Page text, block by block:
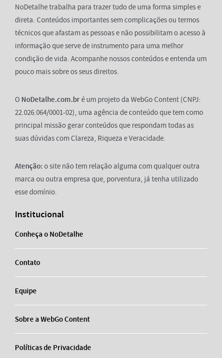
NoDetalhe trabalha para trazer tudo de uma forma simples e
direta. Conteúdos importantes sem complicações ou termos
técnicos que afastam as pessoas e não possibilitam o acesso à
informação que serve de instrumento para uma melhor
condição de vida. Acompanhe nossos conteúdos e entenda um
pouco mais sobre os seus direitos.
O NoDetalhe.com.bré um projeto da WebGo Content (CNPJ:
22.026.064/0001-02), uma agência de conteúdo que tem como
principal missão gerar conteúdos que respondam todas as
suas dúvidas com Clareza, Riqueza e Veracidade.
Atenção: o site não tem relação alguma com qualquer outra
marca ou outra empresa que, porventura, já tenha utilizado
esse domínio.
Institucional
Conheça o NoDetalhe
Contato
Equipe
Sobre a WebGo Content
Políticas de Privacidade